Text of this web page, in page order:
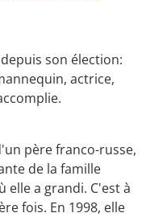
son élection:
actrice,
père franco-russe,
de la famille
elle a grandi. C'est à
fois. En 1998, elle